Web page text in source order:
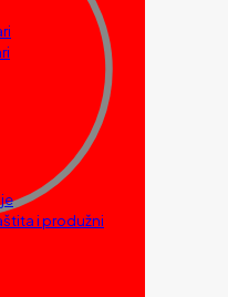
i produžni